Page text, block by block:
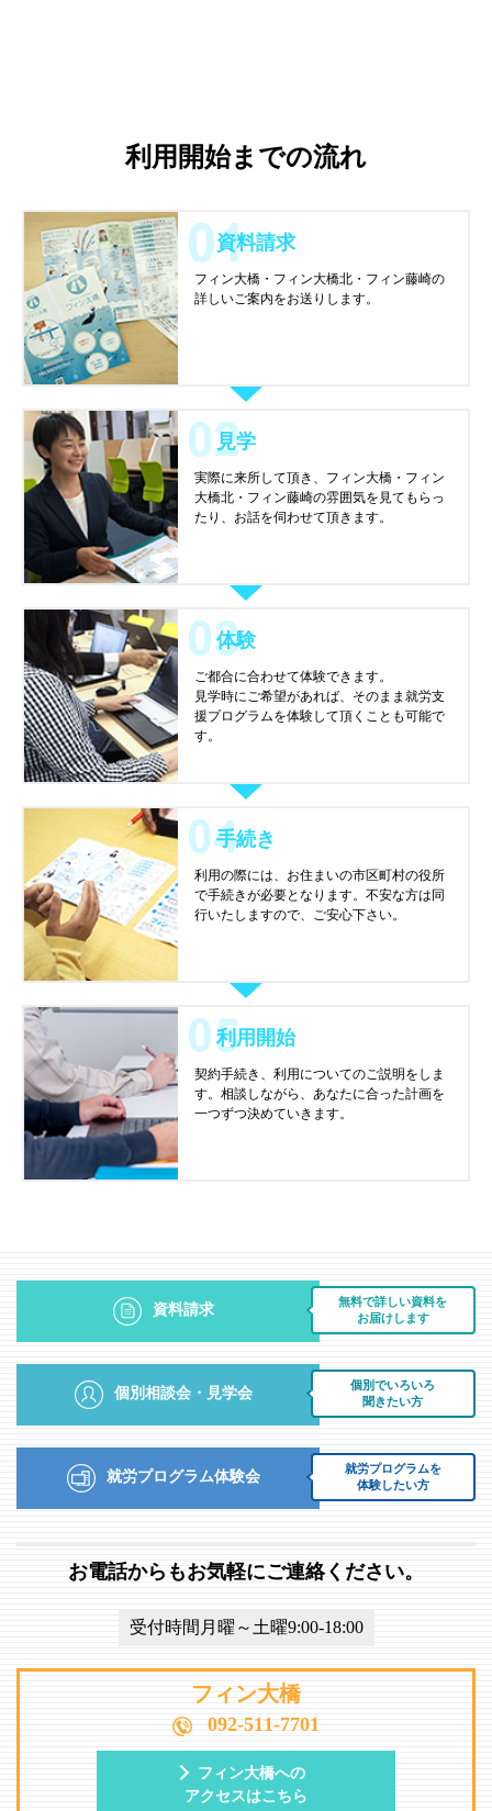
利用開始までの流れ
資料請求
フィン大橋・フィン大橋北・フィン藤崎の
詳しいご案内をお送りします。
見学
実際に来所して頂き、フィン大橋・フィン
大橋北・フィン藤崎の雰囲気を見てもらっ
たり、お話を伺わせて頂きます。
体験
ご都合に合わせて体験できます。
見学時にご希望があれば、そのまま就労支
援プログラムを体験して頂くことも可能で
す。
手続き
利用の際には、お住まいの市区町村の役所
で手続きが必要となります。不安な方は同
行いたしますので、ご安心下さい。
利用開始
契約手続き、利用についてのご説明をしま
す。相談しながら、あなたに合った計画を
一つずつ決めていきます。
無料で詳しい資料を
お届けします
資料請求
個別でいろいろ
聞きたい方
個別相談会・見学会
就労プログラムを
体験したい方
就労プログラム体験会
お電話からもお気軽にご連絡ください。
受付時間月曜～土曜9:00-18:00
フィン大橋
092-511-7701
フィン大橋への
アクセスはこちら